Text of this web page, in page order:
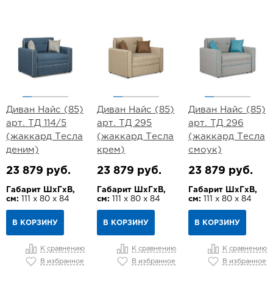
Диван Найс (85)
арт. ТД 114/5
(жаккард Тесла
деним)
23 879 руб.
Габарит ШхГхВ,
см: 111 х 80 х 84
В КОРЗИНУ
К сравнению
В избранное
Диван Найс (85)
арт. ТД 295
(жаккард Тесла
крем)
23 879 руб.
Габарит ШхГхВ,
см:
111 х 80 х 84
В КОРЗИНУ
К сравнению
В избранное
Диван Найс (85)
арт. ТД 296
(жаккард Тесла
смоук)
23 879 руб.
Габарит ШхГхВ,
см: 111 х 80 х 84
В КОРЗИНУ
К сравнению
В избранное